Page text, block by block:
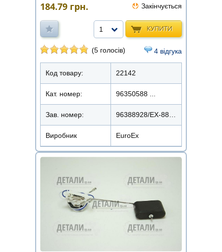
184.79 грн. Закінчується
КУПИТИ
1
(5 голосів) 4 відгука
Код товару: 22142
Кат. номер: 96350588 ...
Зав. номер: 96388928/EX-88928
Виробник EuroEx